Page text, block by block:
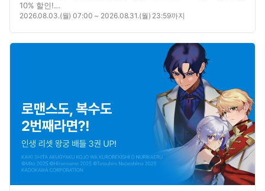
10% 할인!
혜택3. 별점을 남기면? 포인트 추첨 증정!
2026.08.03.(월) 07:00 ~ 2026.08.31.(월) 23:59까지